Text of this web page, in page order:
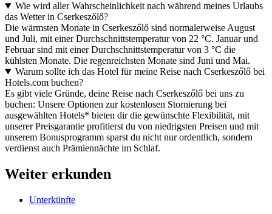
Wie wird aller Wahrscheinlichkeit nach während meines Urlaubs
das Wetter in Cserkeszőlő?
Die wärmsten Monate in Cserkeszőlő sind normalerweise August
und Juli, mit einer Durchschnittstemperatur von 22 °C. Januar und
Februar sind mit einer Durchschnittstemperatur von 3 °C die
kühlsten Monate. Die regenreichsten Monate sind Juni und Mai.
Warum sollte ich das Hotel für meine Reise nach Cserkeszőlő bei
Hotels.com buchen?
Es gibt viele Gründe, deine Reise nach Cserkeszőlő bei uns zu
buchen: Unsere Optionen zur kostenlosen Stornierung bei
ausgewählten Hotels* bieten dir die gewünschte Flexibilität, mit
unserer Preisgarantie profitierst du von niedrigsten Preisen und mit
unserem Bonusprogramm sparst du nicht nur ordentlich, sondern
verdienst auch Prämiennächte im Schlaf.
Weiter erkunden
Unterkünfte